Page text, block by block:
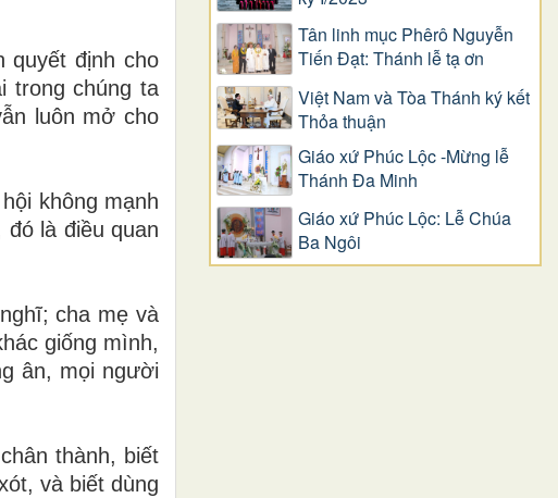
quyết định cho
trong chúng ta
luôn mở cho
không mạnh
là điều quan
cha mẹ và
giống mình,
ân, mọi người
thành, biết
và biết dùng
Tân linh mục Phêrô Nguyễn
Tiến Đạt: Thánh lễ tạ ơn
Việt Nam và Tòa Thánh ký kết
Thỏa thuận
Giáo xứ Phúc Lộc -Mừng lễ
Thánh Đa Minh
Giáo xứ Phúc Lộc: Lễ Chúa
Ba Ngôi